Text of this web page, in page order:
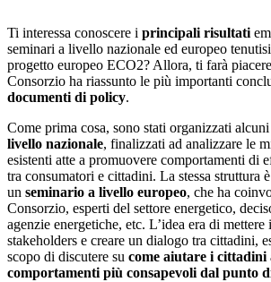
Ti interessa conoscere i principali risultati
seminari a livello nazionale ed europeo
progetto europeo ECO2? Allora, ti farà
Consorzio ha riassunto le più importanti
documenti di policy.
Come prima cosa, sono stati organizzati alcuni
livello nazionale, finalizzati ad analizzare le
esistenti atte a promuovere comportamenti di
tra consumatori e cittadini. La stessa struttura
un seminario a livello europeo, che ha
Consorzio, esperti del settore energetico,
agenzie energetiche, etc. L’idea era di
stakeholders e creare un dialogo tra cittadini,
scopo di discutere su come aiutare i cittadini
comportamenti più consapevoli dal punto